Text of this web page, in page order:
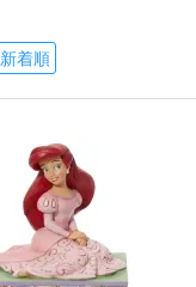
新着順